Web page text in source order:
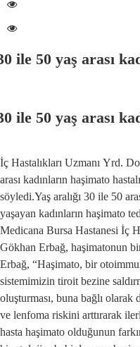
ile 50 yaş arası
ile 50 yaş arası
İç Hastalıkları Uzmanı Yrd.
arası kadınların haşimato
söyledi.Yaş aralığı 30 ile 50
yaşayan kadınların haşimato
Medicana Bursa Hastanesi İç
Gökhan Erbağ, haşimatonun
Erbağ, “Haşimato, bir
sistemimizin tiroit bezine
oluşturması, buna bağlı
ve lenfoma riskini arttırarak
hasta haşimato olduğunun